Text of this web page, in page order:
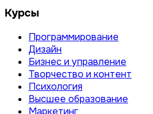
Курсы
Программирование
Дизайн
Бизнес и управление
Творчество и контент
Психология
Высшее образование
Маркетинг